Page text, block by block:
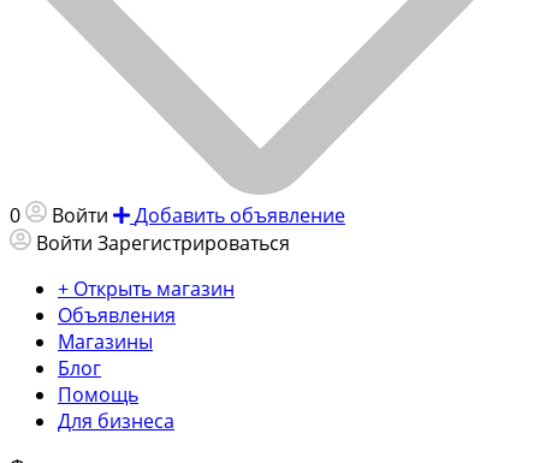
0 Войти
Добавить объявление
Войти Зарегистрироваться
+ Открыть магазин
Объявления
Магазины
Блог
Помощь
Для бизнеса